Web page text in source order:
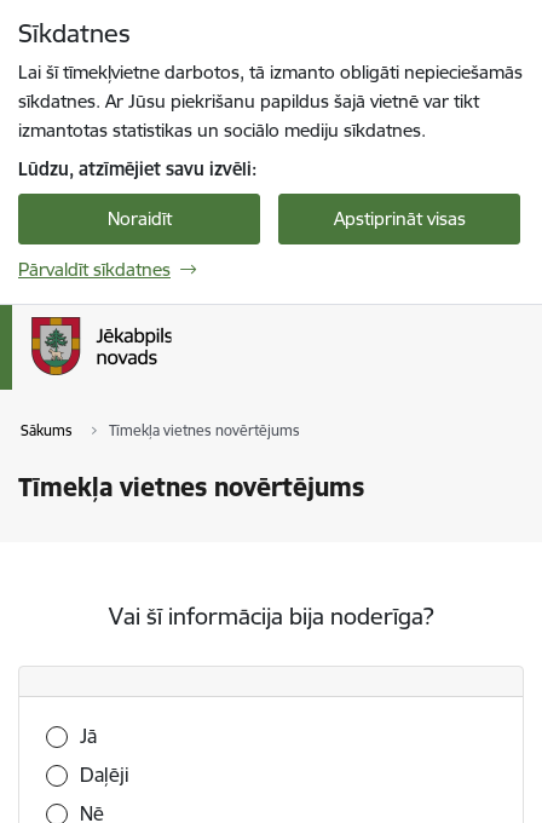
Sīkdatnes
Lai šī tīmekļvietne darbotos, tā izmanto obligāti nepieciešamās
sīkdatnes. Ar Jūsu piekrišanu papildus šajā vietnē var tikt
izmantotas statistikas un sociālo mediju sīkdatnes.
Lūdzu, atzīmējiet savu izvēli:
Noraidīt Apstiprināt visas
Pārvaldīt sīkdatnes
Sākums Tīmekļa vietnes novērtējums
Tīmekļa vietnes novērtējums
Vai šī informācija bija noderīga?
Vai šī informācija bija noderīga?
Jā
Daļēji
Nē